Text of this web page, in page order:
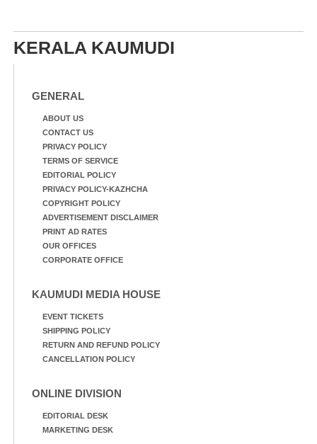
KERALA KAUMUDI
GENERAL
ABOUT US
CONTACT US
PRIVACY POLICY
TERMS OF SERVICE
EDITORIAL POLICY
PRIVACY POLICY-KAZHCHA
COPYRIGHT POLICY
ADVERTISEMENT DISCLAIMER
PRINT AD RATES
OUR OFFICES
CORPORATE OFFICE
KAUMUDI MEDIA HOUSE
EVENT TICKETS
SHIPPING POLICY
RETURN AND REFUND POLICY
CANCELLATION POLICY
ONLINE DIVISION
EDITORIAL DESK
MARKETING DESK